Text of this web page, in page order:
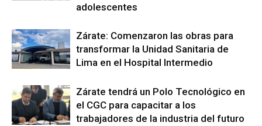
adolescentes
Zárate: Comenzaron las obras para
transformar la Unidad Sanitaria de
Lima en el Hospital Intermedio
Zárate tendrá un Polo Tecnológico en
el CGC para capacitar a los
trabajadores de la industria del futuro